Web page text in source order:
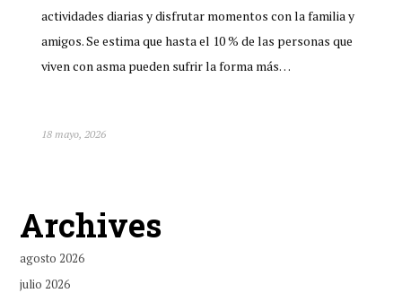
actividades diarias y disfrutar momentos con la familia y
amigos. Se estima que hasta el 10 % de las personas que
viven con asma pueden sufrir la forma más…
18 mayo, 2026
Archives
agosto 2026
julio 2026